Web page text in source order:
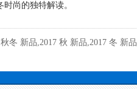
时尚的独特解读。
秋冬 新品,2017 秋 新品,2017 冬